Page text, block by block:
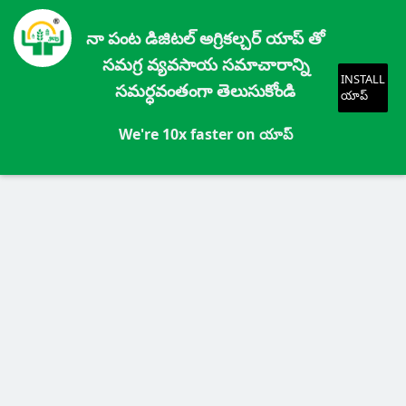
నా పంట డిజిటల్ అగ్రికల్చర్ యాప్ తో
సమగ్ర వ్యవసాయ సమాచారాన్ని
సమర్ధవంతంగా తెలుసుకోండి
We're 10x faster on యాప్
INSTALL
యాప్